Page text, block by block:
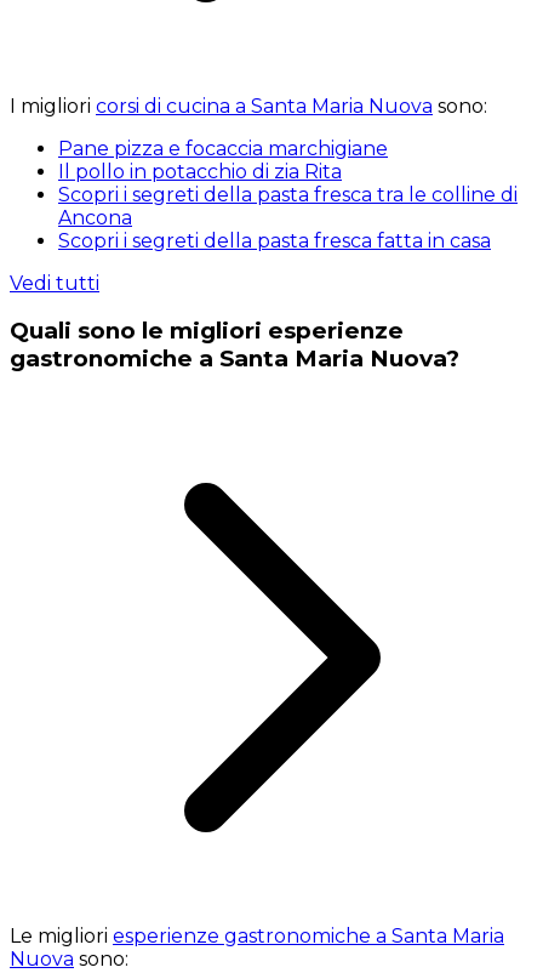
I migliori corsi di cucina a Santa Maria Nuova sono:
Pane pizza e focaccia marchigiane
Il pollo in potacchio di zia Rita
Scopri i segreti della pasta fresca tra le colline di
Ancona
Scopri i segreti della pasta fresca fatta in casa
Vedi tutti
Quali sono le migliori esperienze
gastronomiche a Santa Maria Nuova?
Le migliori esperienze gastronomiche a Santa Maria
Nuova sono: